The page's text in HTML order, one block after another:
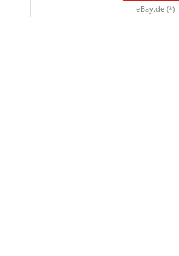
eBay.de (*)